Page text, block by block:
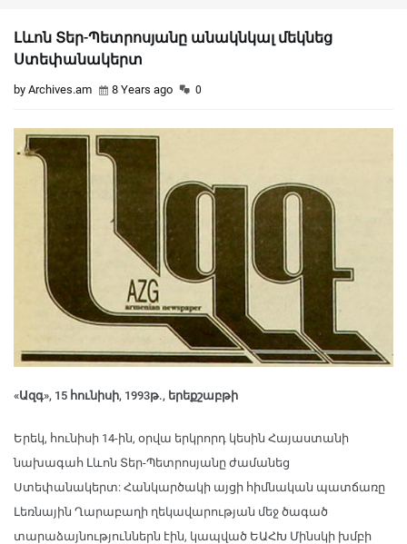
Լևոն Տեր-Պետրոսյանը անակնկալ մեկնեց
Ստեփանակերտ
by Archives.am 8 Years ago 0
«Ազգ», 15 հունիսի, 1993թ., երեքշաբթի
Երեկ, հունիսի 14-ին, օրվա երկրորդ կեսին Հայաստանի
նախագահ Լևոն Տեր-Պետրոսյանը ժամանեց
Ստեփանակերտ: Հանկարծակի այցի հիմնական պատճառը
Լեռնային Ղարաբաղի ղեկավարության մեջ ծագած
տարաձայնություններն էին, կապված ԵԱՀԽ Մինսկի խմբի